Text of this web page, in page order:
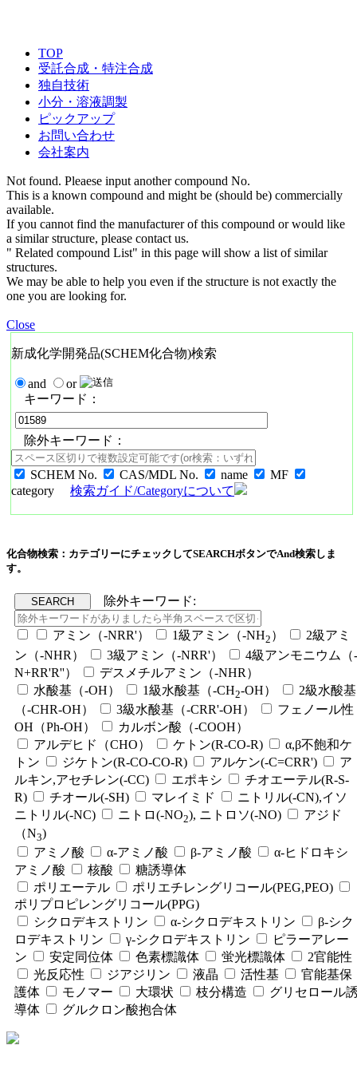
TOP
受託合成・特注合成
独自技術
小分・溶液調製
ピックアップ
お問い合わせ
会社案内
Not found. Pleaese input another compound No.
This is a known compound and might be (should be) commercially
available.
If you cannot find the manufacturer of this compound or would like
a similar structure, please contact us.
" Related compound List" in this page will show a list of similar
structures.
We may be able to help you even if the structure is not exactly the
one you are looking for.
Close
新成化学開発品(SCHEM化合物)検索
and
or
キーワード：
除外キーワード：
SCHEM No. CAS/MDL No. name
MF
category
検索ガイド/Categoryについて
化合物検索：カテゴリーにチェックしてSEARCHボタンでAnd検索しま
す。
除外キーワード:
アミン（-NRR'） 1級アミン（-NH2 ）
2級アミ
ン（-NHR）
3級アミン（-NRR'）
4級アンモニウム（-
N+RR'R''）
デスメチルアミン（-NHR）
水酸基（-OH）
1級水酸基（-CH2-OH）
2級水酸基
（-CHR-OH）
3級水酸基（-CRR'-OH）
フェノール性
OH（Ph-OH）
カルボン酸（-COOH）
アルデヒド（CHO）
ケトン(R-CO-R)
α,β不飽和ケ
トン
ジケトン(R-CO-CO-R) アルケン(-C=CRR')
ア
ルキン,アセチレン(-CC)
エポキシ
チオエーテル(R-S-
R)
チオール(-SH) マレイミド
ニトリル(-CN),イソ
ニトリル(-NC)
ニトロ(-NO2), ニトロソ(-NO)
アジド
（N3)
アミノ酸
α-アミノ酸 β-アミノ酸
α-ヒドロキシ
アミノ酸
核酸
糖誘導体
ポリエーテル
ポリエチレングリコール(PEG,PEO)
ポリプロピレングリコール(PPG)
シクロデキストリン
α-シクロデキストリン
β-シク
ロデキストリン
γ-シクロデキストリン
ピラーアレー
ン
安定同位体 色素標識体 蛍光標識体
2官能性
光反応性
ジアジリン 液晶 活性基
官能基保
護体
モノマー 大環状 枝分構造
グリセロール
導体
グルクロン酸抱合体